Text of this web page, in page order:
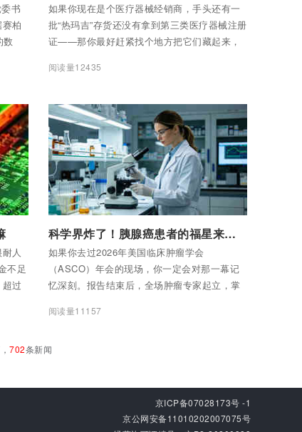
书
柏
数
，而
如果你现在是个医疗器械经销商，手头还有一
批“热玛吉”存货还没有拿到第三类医疗器械注册
证——那你最好赶紧找个地方把它们藏起来，
经过了，国家药监局的“死线”到了：射频治疗
医疗器械管理。那些拿着家用美容仪冒充专业
设备的美容院，要么乖乖持证上岗，要么等着
关门。
阅读量12435
人
不足
过
的
科学界炸了！胰腺癌患者的福星来了，这款抗癌药改写了肿瘤治疗史！
如果你去过2026年美国临床肿瘤学会
（ASCO）年会的现场，你一定会对那一幕记
忆深刻。报告结束后，全场肿瘤专家起立，掌
抹去眼泪。
阅读量11157
702条新闻
京ICP备07028173号 -1
京公网安备11010202007075号